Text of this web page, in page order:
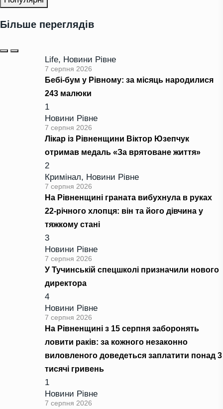
Більше переглядів
Life, Новини Рівне
7 серпня 2026
Бебі-бум у Рівному: за місяць народилися
243 малюки
1
Новини Рівне
7 серпня 2026
Лікар із Рівненщини Віктор Юзепчук
отримав медаль «За врятоване життя»
2
Кримінал, Новини Рівне
7 серпня 2026
На Рівненщині граната вибухнула в руках
22-річного хлопця: він та його дівчина у
тяжкому стані
3
Новини Рівне
7 серпня 2026
У Тучинській спецшколі призначили нового
директора
4
Новини Рівне
7 серпня 2026
На Рівненщині з 15 серпня заборонять
ловити раків: за кожного незаконно
виловленого доведеться заплатити понад 3
тисячі гривень
1
Новини Рівне
7 серпня 2026